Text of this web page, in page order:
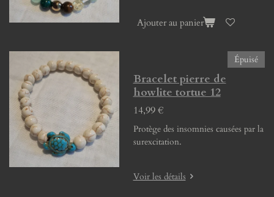
Ajouter au panier
Épuisé
Bracelet pierre de
howlite tortue 12
14,99 €
Protège des insomnies causées par la
surexcitation.
Voir les détails